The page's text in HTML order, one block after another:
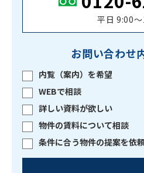
平日 9:00
お問い合わせ
内覧（案内）を希望
WEBで相談
詳しい資料が欲しい
物件の賃料について相談
条件に合う物件の提案を依